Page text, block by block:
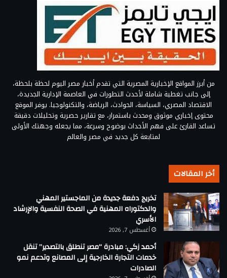
من أبرز المواقع الإخبارية المصرية التي تقدم أخبار مصر اليوم لحظة بلحظة،
إلى جانب تغطية شاملة لأحدث التطورات في العاصمة الإدارية الجديدة،
الاقتصاد المصري، السياسة، الحوادث، الرياضة، والتكنولوجيا. يوفر الموقع
محتوى إخباري موثوق ومحدث باستمرار، مع تقارير حصرية وتحليلات دقيقة
تساعد القارئ على فهم الأحداث بوضوح وسرعة، مما يجعله وجهتك الأولى
لمتابعة كل جديد في مصر والعالم
أخر المقالات
تخريج دفعة جديدة من الماجستير المهني
والدكتوراه المهنية في الصحة النفسية والإرشاد
الأسري
أغسطس 7, 2026
أحمد زكي: مبادرة “مصر تنطلق بالتصدير” تنقل
خدمات التجارة الخارجية إلى المصانع وتدعم نمو
الصادرات